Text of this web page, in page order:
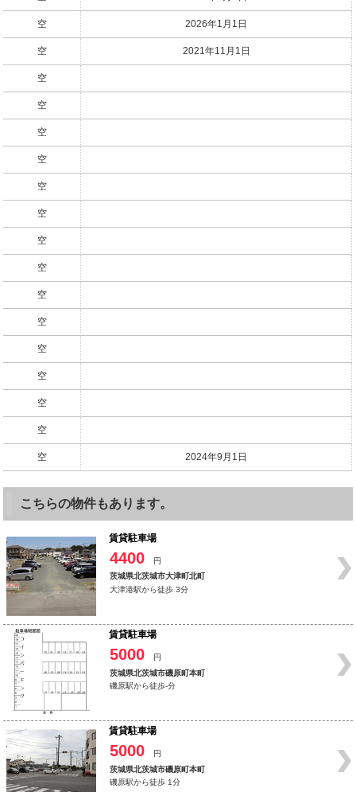
空 2026年1月1日
空 2021年11月1日
空
空
空
空
空
空
空
空
空
空
空
空
空
空
空 2024年9月1日
こちらの物件もあります。
賃貸駐車場
4400
円
茨城県北茨城市大津町北町
大津港駅から徒歩 3分
賃貸駐車場
5000
円
茨城県北茨城市磯原町本町
磯原駅から徒歩-分
賃貸駐車場
5000
円
茨城県北茨城市磯原町本町
磯原駅から徒歩 1分